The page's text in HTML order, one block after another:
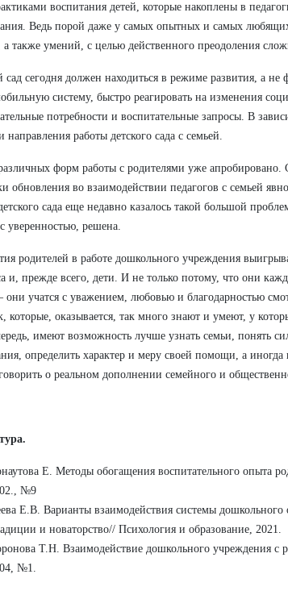
воспитания детей, которые накоплены в
Ведь порой даже у самых опытных и самых любящих
также умений, с целью действенного преодоления
сад сегодня должен находиться в режиме развития, а не
систему, быстро реагировать на изменения
потребности и воспитательные запросы. В
работы детского сада с семьей.
форм работы с родителями уже апробировано.
обновления во взаимодействии педагогов с семьей
сада еще недавно казалось такой большой
с уверенностью, решена.
родителей в работе дошкольного учреждения
и, прежде всего, дети. И не только потому, что они
они учатся с уважением, любовью и благодарностью
которые, оказывается, так много знают и умеют, у
имеют возможность лучше узнать семьи, понять
определить характер и меру своей помощи, а
о реальном дополнении семейного и
Е. Методы обогащения воспитательного опыта
№9
Е.В. Варианты взаимодействия системы дошкольного
и новаторство// Психология и образование, 2021.
Т.Н. Взаимодействие дошкольного учреждения с
№1.